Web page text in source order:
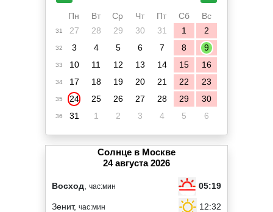
Пн Вт Ср Чт Пт Сб Вс
31 27 28 29 30 31 1 2
32 3 4 5 6 7 8 9
33 10 11 12 13 14 15 16
34 17 18 19 20 21 22 23
35 24 25 26 27 28 29 30
36 31 1 2 3 4 5 6
Солнце в Москве
24 августа 2026
Восход час:мин 05:19
Зенит, час:мин 12:32